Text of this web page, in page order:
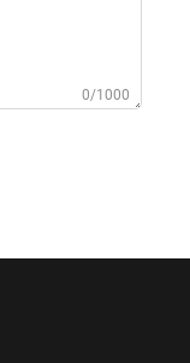
0/1000